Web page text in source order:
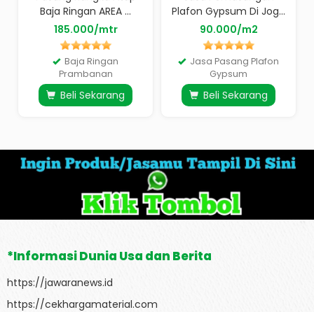
Baja Ringan AREA ...
185.000/mtr
Baja Ringan
Prambanan
Beli Sekarang
Plafon Gypsum Di Jog...
90.000/m2
Jasa Pasang Plafon
Gypsum
Beli Sekarang
*Informasi Dunia Usa dan Berita
https://jawaranews.id
https://cekhargamaterial.com